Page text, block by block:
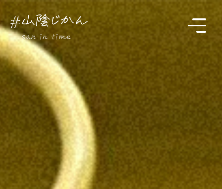
駅・観光スポットをさがす
Instagram